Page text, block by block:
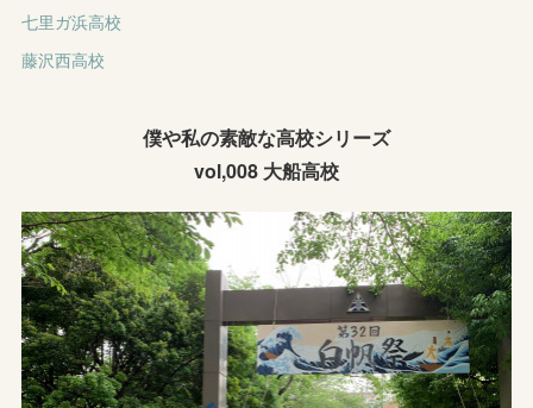
七里ガ浜高校
藤沢西高校
僕や私の素敵な高校シリーズ
vol,008 大船高校